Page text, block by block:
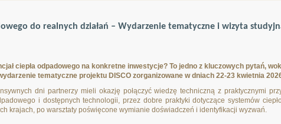
do realnych działań – Wydarzenie tematyczne i wizyta
ciepła odpadowego na konkretne inwestycje? To jedno z kluczowych pytań,
tematyczne projektu DISCO zorganizowane w dniach 22-23 kwietnia
dni partnerzy mieli okazję połączyć wiedzę techniczną z praktycznymi
i dostępnych technologii, przez dobre praktyki dotyczące systemów
krajach, po warsztaty poświęcone wymianie doświadczeń i identyfikacji wyzwań.